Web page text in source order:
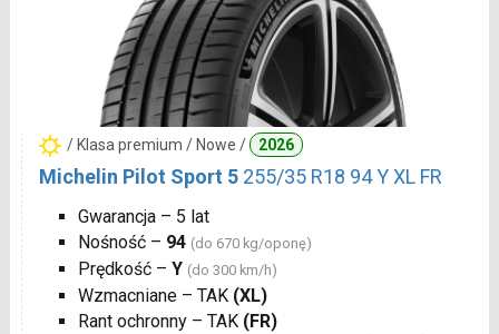
/ Klasa premium / Nowe / 2026
Michelin Pilot Sport 5 255/35 R18 94 Y XL FR
Gwarancja – 5 lat
Nośność – 94 (do 670 kg/oponę)
Prędkość – Y (do 300 km/h)
Wzmacniane – TAK (XL)
Rant ochronny – TAK (FR)